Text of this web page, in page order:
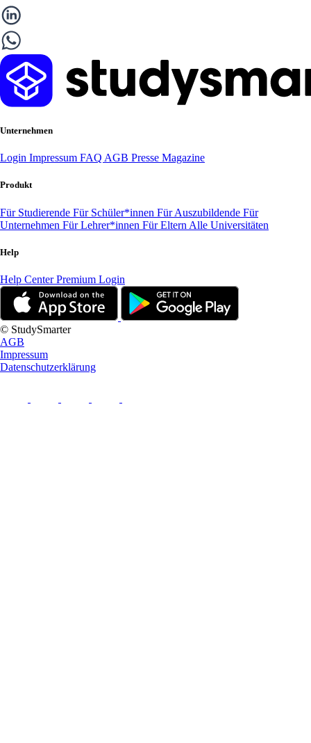
Unternehmen
Login Impressum FAQ AGB Presse Magazine
Produkt
Für Studierende Für Schüler*innen Für Auszubildende Für
Unternehmen Für Lehrer*innen Für Eltern Alle Universitäten
Help
Help CenterPremium Login
© StudySmarter
AGB
Impressum
Datenschutzerklärung